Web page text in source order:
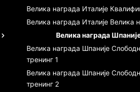
Велика награда Италије
Велика награда Италије Велика
Велика награда
Велика награда Шпаније
тренинг 1
Велика награда Шпаније
тренинг 2